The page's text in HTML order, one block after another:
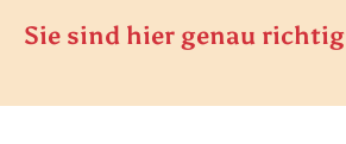
Sie sind hier genau richtig